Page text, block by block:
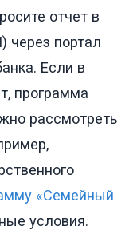
отчет в
через портал
Если в
программа
рассмотреть
«Семейный
условия.